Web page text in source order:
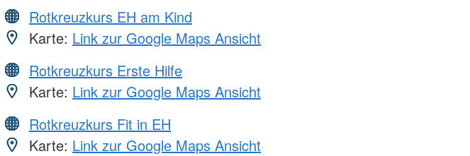
Rotkreuzkurs EH am Kind
Karte: Link zur Google Maps Ansicht
Rotkreuzkurs Erste Hilfe
Karte: Link zur Google Maps Ansicht
Rotkreuzkurs Fit in EH
Karte: Link zur Google Maps Ansicht